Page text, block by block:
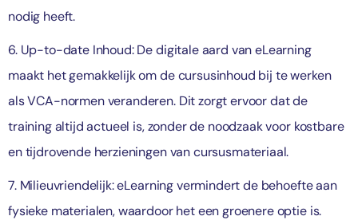
nodig heeft.
6. Up-to-date Inhoud: De digitale aard van eLearning
maakt het gemakkelijk om de cursusinhoud bij te werken
als VCA-normen veranderen. Dit zorgt ervoor dat de
training altijd actueel is, zonder de noodzaak voor kostbare
en tijdrovende herzieningen van cursusmateriaal.
7. Milieuvriendelijk: eLearning vermindert de behoefte aan
fysieke materialen, waardoor het een groenere optie is.